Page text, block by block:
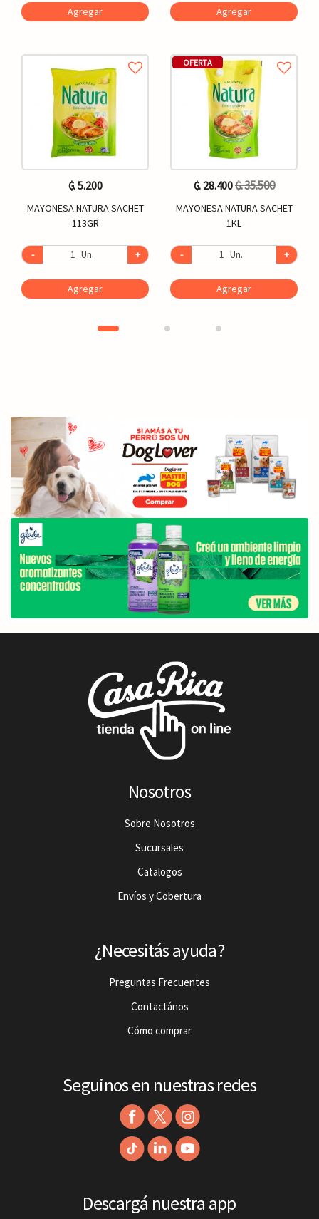
Agregar
₲. 5.200
MAYONESA NATURA SACHET
113GR
- Un. +
Agregar
Agregar
OFERTA
₲. 28.400₲. 35.500
MAYONESA NATURA SACHET
1KL
- Un. +
Agregar
Nosotros
Sobre Nosotros
Sucursales
Catalogos
Envíos y Cobertura
¿Necesitás ayuda?
Preguntas Frecuentes
Contactános
Cómo comprar
Seguinos en nuestras redes
Descargá nuestra app